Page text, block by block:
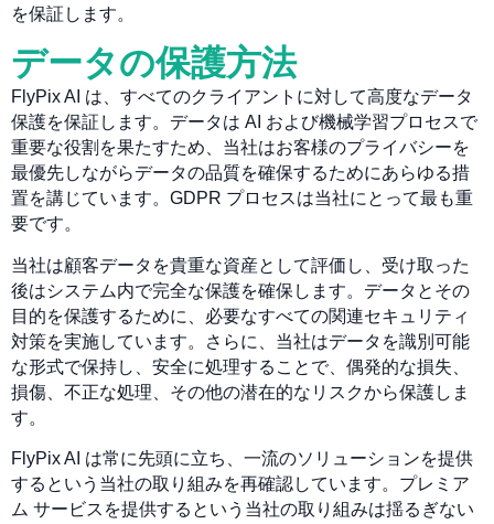
を保証します。
データの保護方法
FlyPix AI は、すべてのクライアントに対して高度なデータ
保護を保証します。データは AI および機械学習プロセスで
重要な役割を果たすため、当社はお客様のプライバシーを
最優先しながらデータの品質を確保するためにあらゆる措
置を講じています。GDPR プロセスは当社にとって最も重
要です。
当社は顧客データを貴重な資産として評価し、受け取った
後はシステム内で完全な保護を確保します。データとその
目的を保護するために、必要なすべての関連セキュリティ
対策を実施しています。さらに、当社はデータを識別可能
な形式で保持し、安全に処理することで、偶発的な損失、
損傷、不正な処理、その他の潜在的なリスクから保護しま
す。
FlyPix AI は常に先頭に立ち、一流のソリューションを提供
するという当社の取り組みを再確認しています。プレミア
ム サービスを提供するという当社の取り組みは揺るぎない